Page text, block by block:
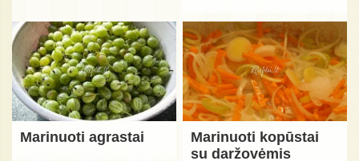
Marinuoti agrastai
Marinuoti kopūstai
su daržovėmis